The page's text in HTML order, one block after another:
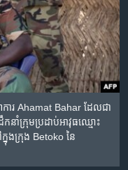
ការ Ahamat Bahar ដែល​ជា​
នាំ​ក្រុម​ប្រដាប់​អាវុធឈ្មោះ​
ង​​ក្រុង Betoko នៃ​